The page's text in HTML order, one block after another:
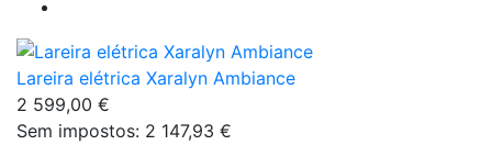
Lareira elétrica Xaralyn Ambiance
2 599,00 €
Sem impostos: 2 147,93 €